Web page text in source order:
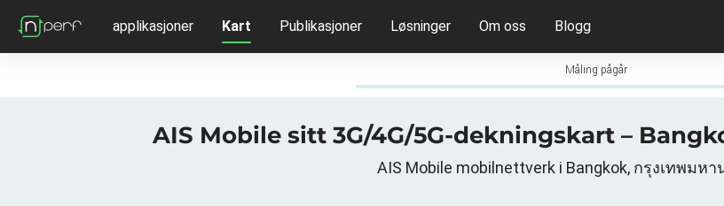
applikasjoner Kart Publikasjoner Løsninger Om oss Blogg
Måling pågår
AIS Mobile sitt 3G/4G/5G-dekningskart –
AIS Mobile mobilnettverk i Bangkok, กรุงเทพมหา